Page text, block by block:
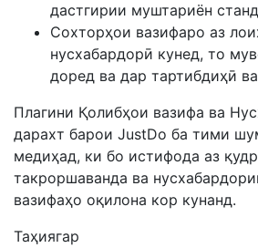
дастгирии муштариён
Сохторҳои вазифаро аз
нусхабардорӣ кунед, то
доред ва дар тартибдиҳӣ
Плагини Қолибҳои вазифа ва
дарахт барои JustDo ба тими
медиҳад, ки бо истифода аз
такроршаванда ва
вазифаҳо оқилона кор кунанд.
Таҳиягар